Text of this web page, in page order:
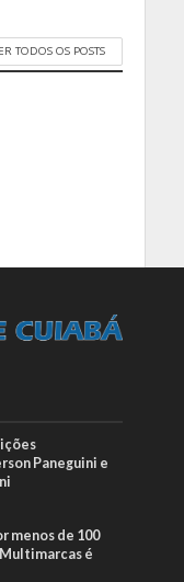
TODOS OS POSTS
Paneguini e
menos de 100
é